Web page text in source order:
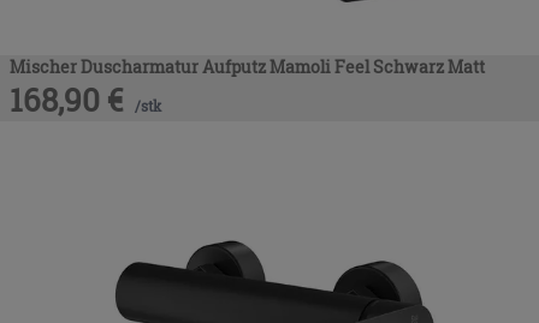
Mischer Duscharmatur Aufputz Mamoli Feel Schwarz Matt
168,90 € /stk